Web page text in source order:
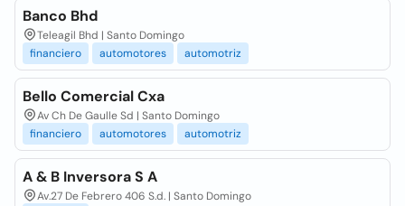
Banco Bhd
Teleagil Bhd | Santo Domingo
financiero
automotores automotriz
Bello Comercial Cxa
Av Ch De Gaulle Sd | Santo Domingo
financiero
automotores automotriz
A & B Inversora S A
Av.27 De Febrero 406 S.d. | Santo Domingo